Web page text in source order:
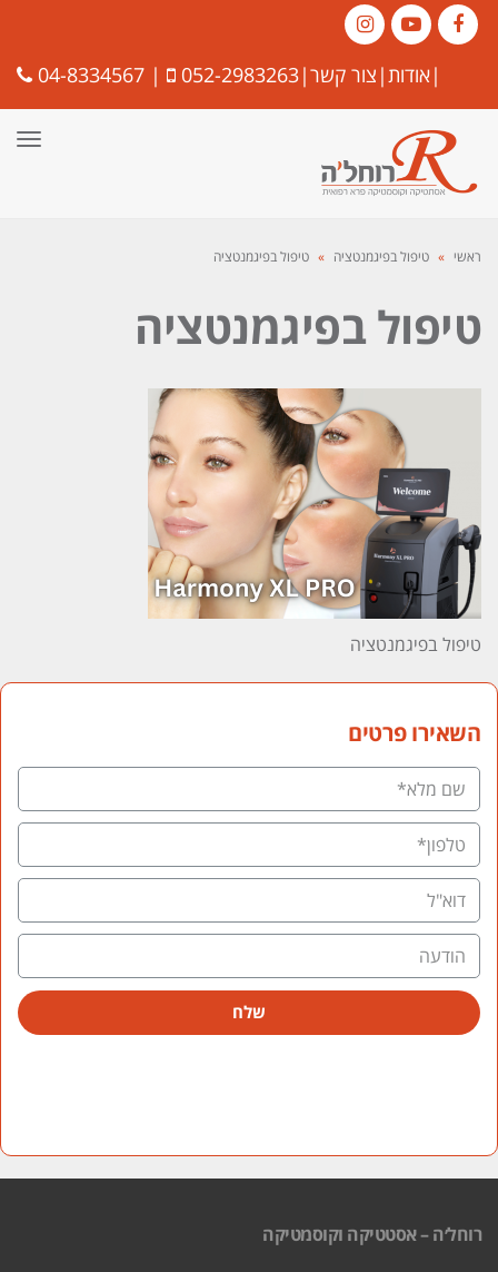
Facebook
YouTube
Instagram |אודות| צור קשר|
052-2983263
|
04-8334567
ראשי » טיפול בפיגמנטציה » טיפול בפיגמנטציה
טיפול בפיגמנטציה
טיפול בפיגמנטציה
השאירו פרטים
שלח
רוחל׳ה – אסטטיקה וקוסמטיקה